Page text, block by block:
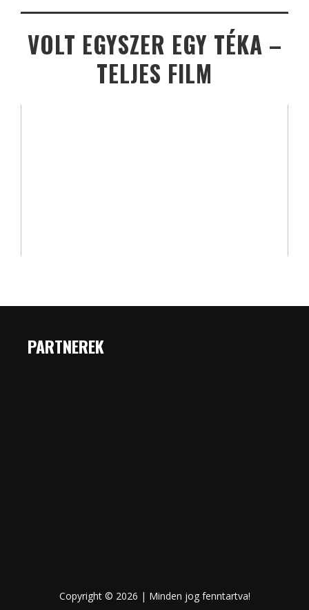
VOLT EGYSZER EGY TÉKA –
TELJES FILM
PARTNEREK
Copyright © 2026 | Minden jog fenntartva!